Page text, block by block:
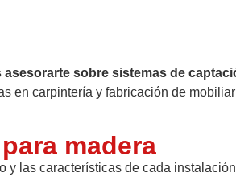
asesorarte sobre sistemas de
en carpintería y fabricación de
madera
y las características de cada